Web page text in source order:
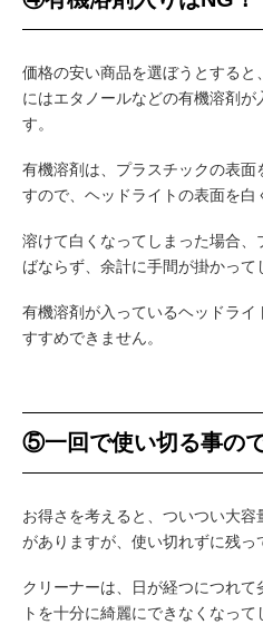
価格の安い商品を選ぼうとする
にはエタノールなどの有機溶剤が
す。
有機溶剤は、プラスチックの表面
すので、ヘッドライトの表面を白
溶けて白くなってしまった場合
ばならず、余計に手間が掛かって
有機溶剤が入っているヘッドラ
すすめできません。
⑤一回で使い切る事の
お得さを考えると、ついつい大容
がありますが、使い切れずに残っ
クリーナーは、日が経つにつれ
トを十分に綺麗にできなくなって